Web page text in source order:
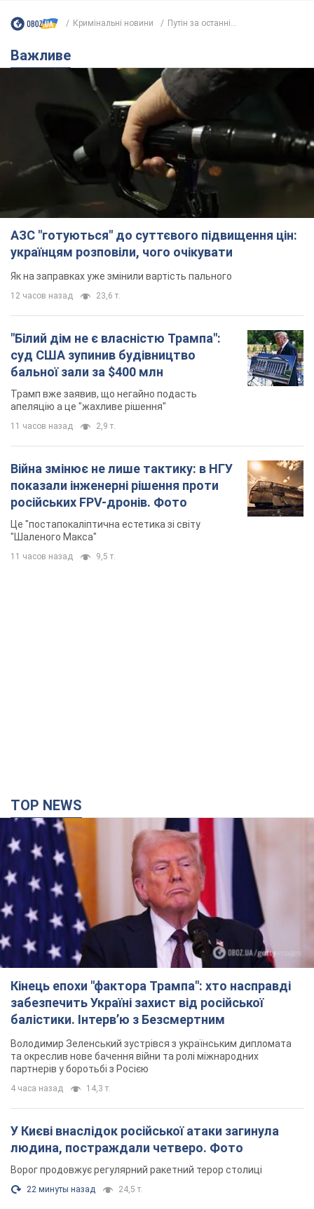
Кримінальні новини Путін за останні...
Важливе
АЗС "готуються" до суттєвого підвищення цін:
українцям розповіли, чого очікувати
Як на заправках уже змінили вартість пального
12 часов назад 23,6 т.
"Білий дім не є власністю Трампа":
суд США зупинив будівництво
бальної зали за $400 млн
Трамп вже заявив, що негайно подасть
апеляцію а це "жахливе рішення"
11 часов назад 2,9 т.
Війна змінює не лише тактику: в НГУ
показали інженерні рішення проти
російських FPV-дронів. Фото
Це "постапокаліптична естетика зі світу
"Шаленого Макса"
11 часов назад 9,5 т.
TOP NEWS
Кінець епохи "фактора Трампа": хто насправді
забезпечить Україні захист від російської
балістики. Інтерв’ю з Безсмертним
Володимир Зеленський зустрівся з українським дипломата
та окреслив нове бачення війни та ролі міжнародних
партнерів у боротьбі з Росією
4 часа назад 14,3 т.
У Києві внаслідок російської атаки загинула
людина, постраждали четверо. Фото
Ворог продовжує регулярний ракетний терор столиці
22 минуты назад 24,5 т.